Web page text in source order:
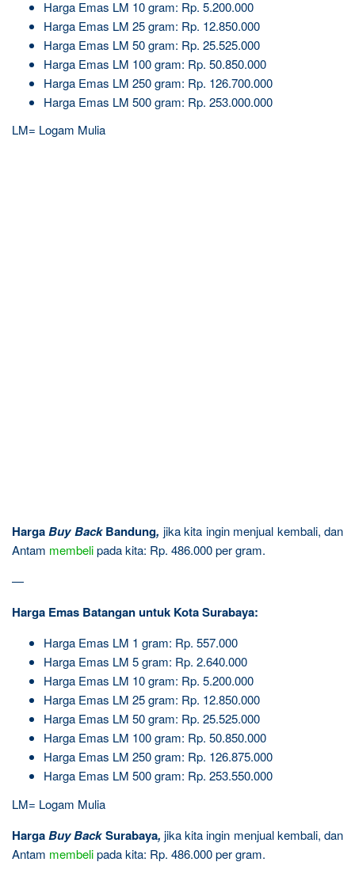
Harga Emas LM 10 gram: Rp. 5.200.000
Harga Emas LM 25 gram: Rp. 12.850.000
Harga Emas LM 50 gram: Rp. 25.525.000
Harga Emas LM 100 gram: Rp. 50.850.000
Harga Emas LM 250 gram: Rp. 126.700.000
Harga Emas LM 500 gram: Rp. 253.000.000
LM= Logam Mulia
HargaBuy BackBandung, jika kita ingin menjual kembali, dan
Antam membelipada kita: Rp. 486.000 per gram.
—
Harga Emas Batangan untuk Kota Surabaya:
Harga Emas LM 1 gram: Rp. 557.000
Harga Emas LM 5 gram: Rp. 2.640.000
Harga Emas LM 10 gram: Rp. 5.200.000
Harga Emas LM 25 gram: Rp. 12.850.000
Harga Emas LM 50 gram: Rp. 25.525.000
Harga Emas LM 100 gram: Rp. 50.850.000
Harga Emas LM 250 gram: Rp. 126.875.000
Harga Emas LM 500 gram: Rp. 253.550.000
LM= Logam Mulia
HargaBuy BackSurabaya, jika kita ingin menjual kembali, dan
Antam membelipada kita: Rp. 486.000 per gram.